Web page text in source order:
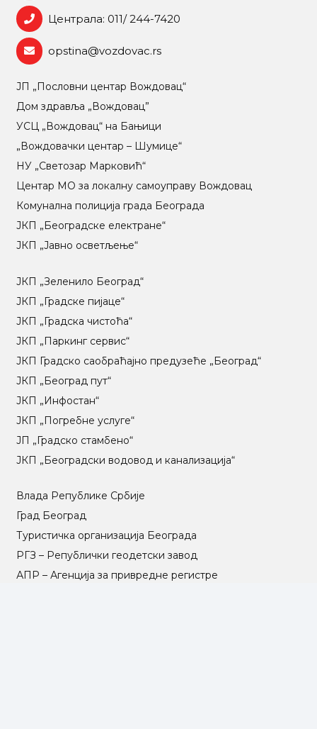
Централа: 011/ 244-7420
opstina@vozdovac.rs
ЈП „Пословни центар Вождовац“
Дом здравља „Вождовац”
УСЦ „Вождовац“ на Бањици
„Вождовачки центар – Шумице“
НУ „Светозар Марковић“
Центар МO за локалну самоуправу Вождовац
Комунална полиција града Београда
ЈКП „Београдске електране“
ЈКП „Јавно осветљење“
ЈКП „Зеленило Београд“
ЈКП „Градске пијаце“
ЈКП „Градска чистоћа“
ЈКП „Паркинг сервис“
ЈКП Градско саобраћајно предузеће „Београд“
ЈКП „Београд пут“
ЈКП „Инфостан“
ЈКП „Погребне услуге“
ЈП „Градско стамбено“
ЈКП „Београдски водовод и канализација“
Влада Републике Србије
Град Београд
Туристичка организација Београда
РГЗ – Републички геодетски завод
АПР – Агенција за привредне регистре